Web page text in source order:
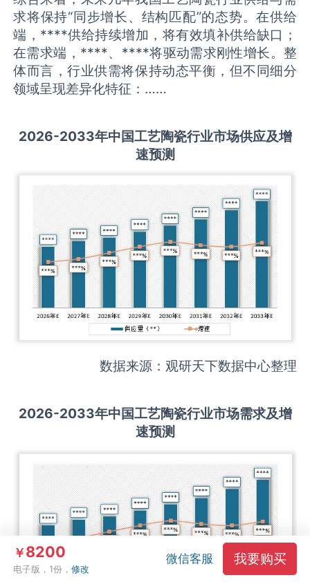
求将保持“同步增长、结构匹配”的态势。在供给
端，****供给持续增加，将有效填补供给缺口；
在需求端，****、****将驱动需求刚性增长。整
体而言，行业供需将保持动态平衡，但不同细分
领域呈现差异化特征：……
2026-2033年中国工艺陶瓷行业市场供应及增
速预测
数据来源：观研天下数据中心整理
2026-2033年中国工艺陶瓷行业市场需求及增
速预测
￥8200
电子版，1份，修改
微信客服 我要购买